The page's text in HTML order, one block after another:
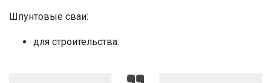
Шпунтовые сваи:
для строительства: